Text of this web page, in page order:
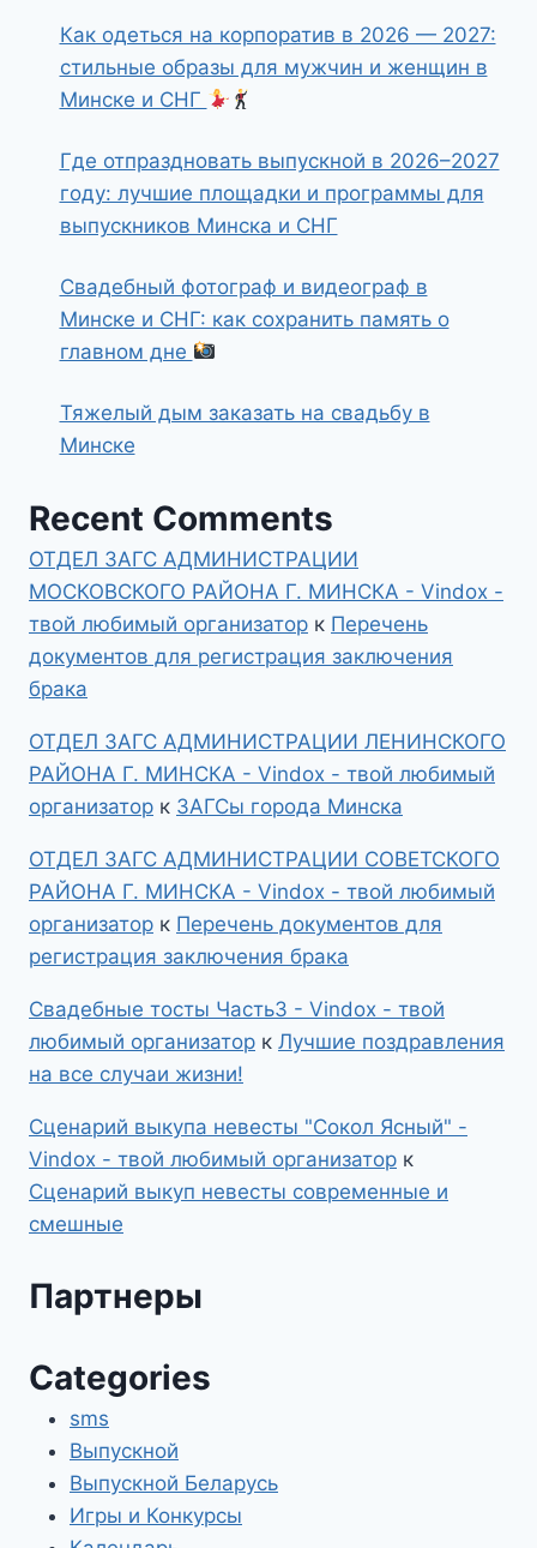
Как одеться на корпоратив в 2026 — 2027:
стильные образы для мужчин и женщин в
Минске и СНГ
Где отпраздновать выпускной в 2026–2027
году: лучшие площадки и программы для
выпускников Минска и СНГ
Свадебный фотограф и видеограф в
Минске и СНГ: как сохранить память о
главном дне
Тяжелый дым заказать на свадьбу в
Минске
Recent Comments
ОТДЕЛ ЗАГС АДМИНИСТРАЦИИ
МОСКОВСКОГО РАЙОНА Г. МИНСКА - Vindox -
твой любимый организатор к Перечень
документов для регистрация заключения
брака
ОТДЕЛ ЗАГС АДМИНИСТРАЦИИ ЛЕНИНСКОГО
РАЙОНА Г. МИНСКА - Vindox - твой любимый
организатор к ЗАГСы города Минска
ОТДЕЛ ЗАГС АДМИНИСТРАЦИИ СОВЕТСКОГО
РАЙОНА Г. МИНСКА - Vindox - твой любимый
организатор к Перечень документов для
регистрация заключения брака
Свадебные тосты Часть3 - Vindox - твой
любимый организатор к Лучшие поздравления
на все случаи жизни!
Сценарий выкупа невесты "Сокол Ясный" -
Vindox - твой любимый организатор к
Сценарий выкуп невесты современные и
смешные
Партнеры
Categories
sms
Выпускной
Выпускной Беларусь
Игры и Конкурсы